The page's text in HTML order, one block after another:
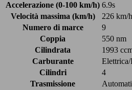
Accelerazione (0-100 km/h) 6.9s
Velocità massima (km/h)
226 km/h
Numero di marce
9
Coppia
550 nm
Cilindrata
1993
Carburante
Elettrica/
Cilindri
4
Trasmissione